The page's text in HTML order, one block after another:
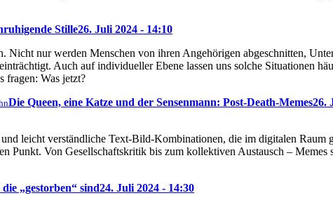
Stille26. Juli 2024 - 14:10
Nicht nur werden Menschen von ihren Angehörigen abgeschnitten,
Auch auf individueller Ebene lassen uns solche Situationen
fragen: Was jetzt?
Die Queen, eine Katze und der Sensenmann: Post-Death-Memes26.
leicht verständliche Text-Bild-Kombinationen, die im digitalen Raum
Punkt. Von Gesellschaftskritik bis zum kollektiven Austausch – Memes
„gestorben“ sind24. Juli 2024 - 14:30